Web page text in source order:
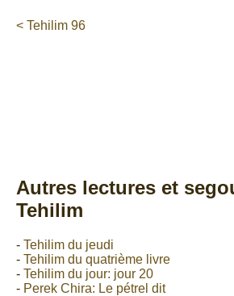
< Tehilim 96
Autres lectures et
Tehilim
- Tehilim du jeudi
- Tehilim du quatrième livre
- Tehilim du jour: jour 20
- Perek Chira: Le pétrel dit